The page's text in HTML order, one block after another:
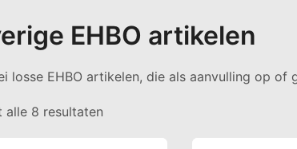
EHBO artikelen
losse EHBO artikelen, die als aanvulling op
alle 8 resultaten